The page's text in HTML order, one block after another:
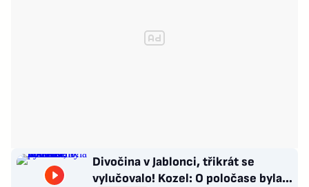
Divočina v Jablonci, třikrát se
vylučovalo! Kozel: O poločase byla v